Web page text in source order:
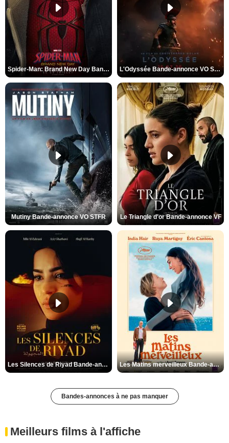
Spider-Man: Brand New Day Bande-annonce VO STFR L'Odyssée Bande-annonce VO STFR
Mutiny Bande-annonce VO STFR Le Triangle d'or Bande-annonce VF
Les Silences de Riyad Bande-annonce VO STFR Les Matins merveilleux Bande-annonce VF
Bandes-annonces à ne pas manquer
Meilleurs films à l'affiche